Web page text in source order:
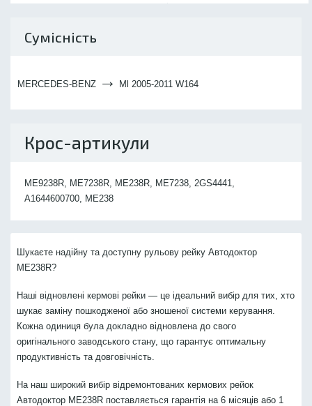
Сумісність
MERCEDES-BENZ → Ml 2005-2011 W164
Крос-артикули
ME9238R, ME7238R, ME238R, ME7238, 2GS4441,
A1644600700, ME238
Шукаєте надійну та доступну рульову рейку Автодоктор
ME238R?
Наші відновлені кермові рейки — це ідеальний вибір для тих, хто
шукає заміну пошкодженої або зношеної системи керування.
Кожна одиниця була докладно відновлена до свого
оригінального заводського стану, що гарантує оптимальну
продуктивність та довговічність.
На наш широкий вибір відремонтованих кермових рейок
Автодоктор ME238R поставляється гарантія на 6 місяців або 1